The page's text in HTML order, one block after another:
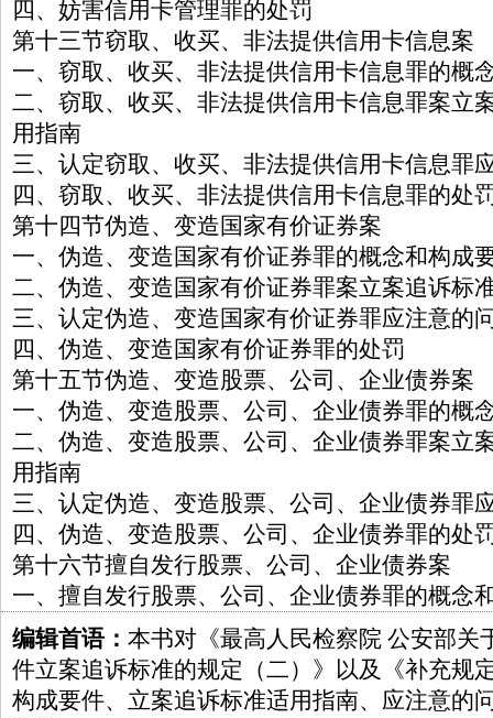
四、妨害信用卡管理罪的处罚
第十三节窃取、收买、非法提供信用卡信息案
一、窃取、收买、非法提供信用卡信息罪的概
二、窃取、收买、非法提供信用卡信息罪案立
用指南
三、认定窃取、收买、非法提供信用卡信息罪
四、窃取、收买、非法提供信用卡信息罪的处
第十四节伪造、变造国家有价证券案
一、伪造、变造国家有价证券罪的概念和构成
二、伪造、变造国家有价证券罪案立案追诉标
三、认定伪造、变造国家有价证券罪应注意的
四、伪造、变造国家有价证券罪的处罚
第十五节伪造、变造股票、公司、企业债券案
一、伪造、变造股票、公司、企业债券罪的概
二、伪造、变造股票、公司、企业债券罪案立
用指南
三、认定伪造、变造股票、公司、企业债券罪
四、伪造、变造股票、公司、企业债券罪的处
第十六节擅自发行股票、公司、企业债券案
一、擅自发行股票、公司、企业债券罪的概念
编辑首语： 本书对《最高人民检察院 公安部关
件立案追诉标准的规定（二）》以及《补充规
构成要件、立案追诉标准适用指南、应注意的